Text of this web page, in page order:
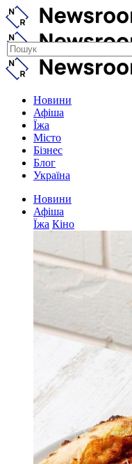
Новини
Афіша
Їжа
Місто
Бізнес
Блог
Україна
Новини
Афіша
Їжа Кіно